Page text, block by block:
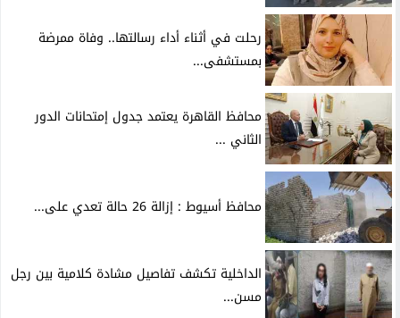
رحلت في أثناء أداء رسالتها.. وفاة ممرضة
بمستشفى...
محافظ القاهرة يعتمد جدول إمتحانات الدور
الثاني ...
محافظ أسيوط : إزالة 26 حالة تعدي على...
الداخلية تكشف تفاصيل مشادة كلامية بين رجل
مسن...